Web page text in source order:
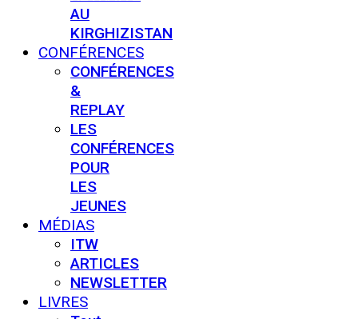
AU
KIRGHIZISTAN
CONFÉRENCES
CONFÉRENCES
&
REPLAY
LES
CONFÉRENCES
POUR
LES
JEUNES
MÉDIAS
ITW
ARTICLES
NEWSLETTER
LIVRES